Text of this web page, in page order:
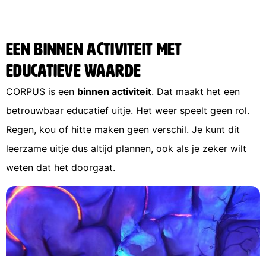
Een binnen activiteit met
educatieve waarde
CORPUS is een binnen activiteit. Dat maakt het een
betrouwbaar educatief uitje. Het weer speelt geen rol.
Regen, kou of hitte maken geen verschil. Je kunt dit
leerzame uitje dus altijd plannen, ook als je zeker wilt
weten dat het doorgaat.